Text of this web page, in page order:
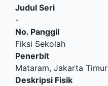
Judul Seri
-
No. Panggil
Fiksi Sekolah
Penerbit
Mataram, Jakarta Timur
Deskripsi Fisik